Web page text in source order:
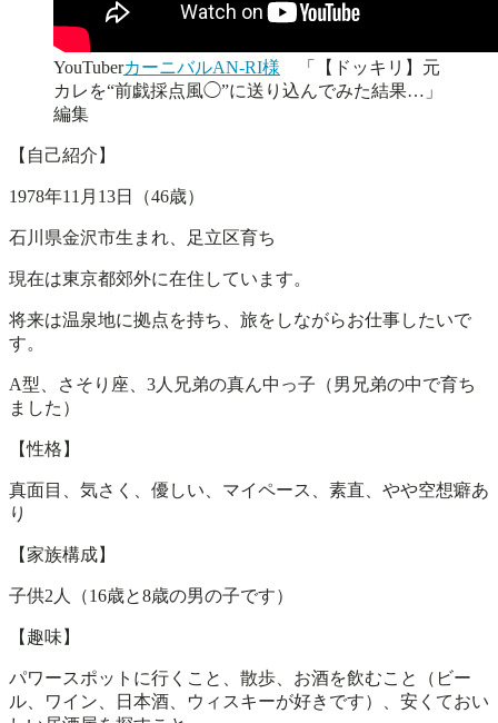
YouTuberカーニバルAN-RI様 「【ドッキリ】元
カレを“前戯採点風◯”に送り込んでみた結果…」
編集
【自己紹介】
1978年11月13日（46歳）
石川県金沢市生まれ、足立区育ち
現在は東京都郊外に在住しています。
将来は温泉地に拠点を持ち、旅をしながらお仕事したいで
す。
A型、さそり座、3人兄弟の真ん中っ子（男兄弟の中で育ち
ました）
【性格】
真面目、気さく、優しい、マイペース、素直、やや空想癖あ
り
【家族構成】
子供2人（16歳と8歳の男の子です）
【趣味】
パワースポットに行くこと、散歩、お酒を飲むこと（ビー
ル、ワイン、日本酒、ウィスキーが好きです）、安くておい